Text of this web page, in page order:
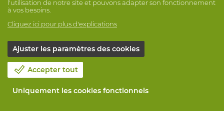
l'utilisation de notre site et pouvons adapter son fonctionnement
à vos besoins.
Cliquez ici pour plus d'explications
Ajuster les paramètres des cookies
Accepter tout
Uniquement les cookies fonctionnels